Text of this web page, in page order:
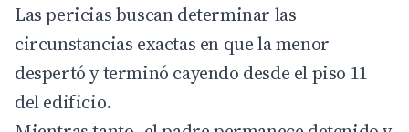
Las pericias buscan determinar las
circunstancias exactas en que la menor
despertó y terminó cayendo desde el piso 11
del edificio.